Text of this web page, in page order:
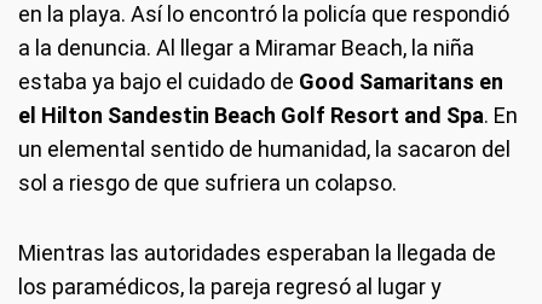
en la playa. Así lo encontró la policía que respondió
a la denuncia. Al llegar a Miramar Beach, la niña
estaba ya bajo el cuidado de Good Samaritans en
el Hilton Sandestin Beach Golf Resort and Spa. En
un elemental sentido de humanidad, la sacaron del
sol a riesgo de que sufriera un colapso.
Mientras las autoridades esperaban la llegada de
los paramédicos, la pareja regresó al lugar y